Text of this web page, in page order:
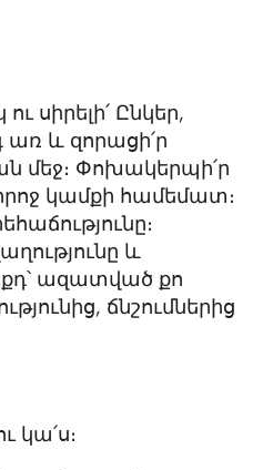
սիրելի՛ Ընկեր,
առ և զորացի՛ր
մեջ։ Փոխակերպի՛ր
կամքի համեմատ։
և
ազատված քո
ճնշումներից
կա՛ս։